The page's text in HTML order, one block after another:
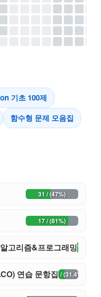
기초 100제
함수형 문제 모음집
31 / (47%)
17 / (81%)
고리즘&프로그래밍
39 / (78%)
연습 문항집16 / (31.4%)